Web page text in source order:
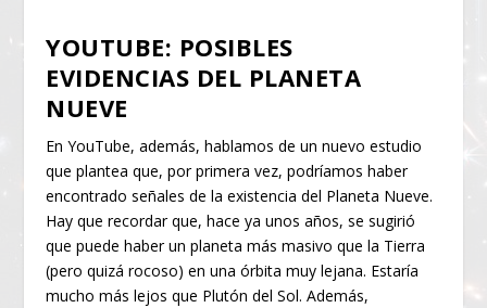
YOUTUBE: POSIBLES
EVIDENCIAS DEL PLANETA
NUEVE
En YouTube, además, hablamos de un nuevo estudio
que plantea que, por primera vez, podríamos haber
encontrado señales de la existencia del Planeta Nueve.
Hay que recordar que, hace ya unos años, se sugirió
que puede haber un planeta más masivo que la Tierra
(pero quizá rocoso) en una órbita muy lejana. Estaría
mucho más lejos que Plutón del Sol. Además,